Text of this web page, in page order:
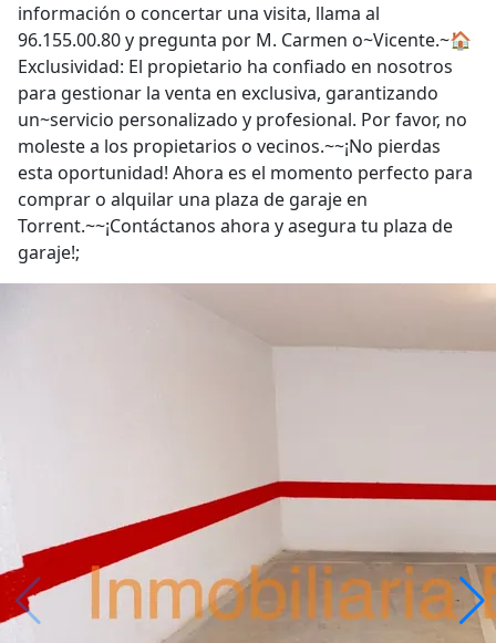
96.155.00.80 y pregunta por M. Carmen o~Vicente.~🏠
Exclusividad: El propietario ha confiado en nosotros
para gestionar la venta en exclusiva, garantizando
un~servicio personalizado y profesional. Por favor, no
moleste a los propietarios o vecinos.~~¡No pierdas
esta oportunidad! Ahora es el momento perfecto para
comprar o alquilar una plaza de garaje en
Torrent.~~¡Contáctanos ahora y asegura tu plaza de
garaje!;